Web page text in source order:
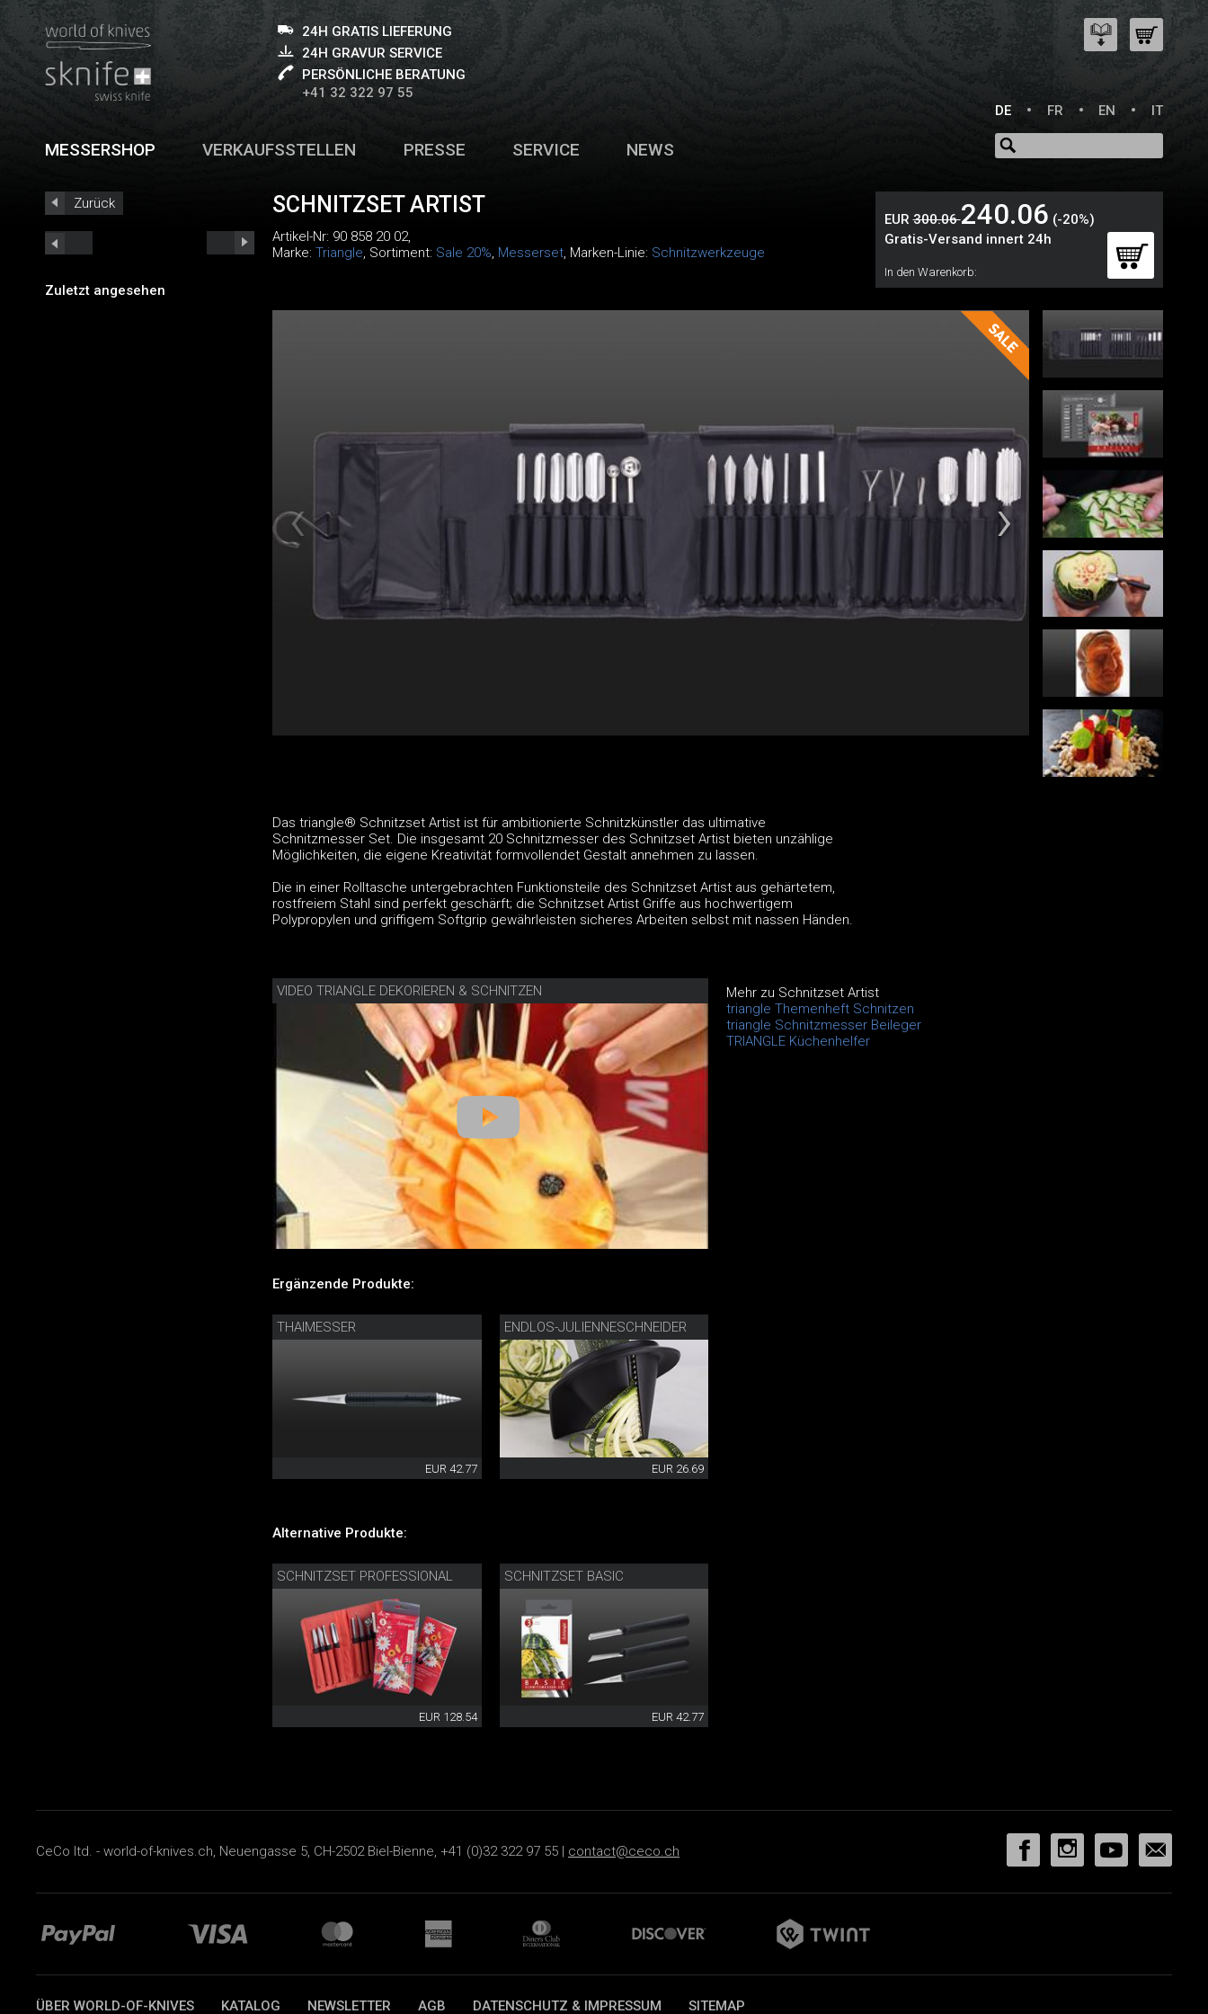
24H GRATIS LIEFERUNG
24H GRAVUR SERVICE
PERSÖNLICHE BERATUNG
+41 32 322 97 55
DE
FR EN IT
MESSERSHOP VERKAUFSSTELLEN PRESSE SERVICE NEWS
Zurück
Zuletzt angesehen
SCHNITZSET ARTIST
Artikel-Nr: 90 858 20 02,
Marke: Triangle, Sortiment: Sale 20%, Messerset, Marken-Linie: Schnitzwerkzeuge
EUR300.06240.06 (-20%)
Gratis-Versand innert 24h
In den Warenkorb:
Das triangle® Schnitzset Artist ist für ambitionierte Schnitzkünstler das ultimative
Schnitzmesser Set. Die insgesamt 20 Schnitzmesser des Schnitzset Artist bieten unzählige
Möglichkeiten, die eigene Kreativität formvollendet Gestalt annehmen zu lassen.
Die in einer Rolltasche untergebrachten Funktionsteile des Schnitzset Artist aus gehärtetem,
rostfreiem Stahl sind perfekt geschärft; die Schnitzset Artist Griffe aus hochwertigem
Polypropylen und griffigem Softgrip gewährleisten sicheres Arbeiten selbst mit nassen Händen.
VIDEO TRIANGLE DEKORIEREN & SCHNITZEN
Mehr zu Schnitzset Artist
triangle Themenheft Schnitzen
triangle Schnitzmesser Beileger
TRIANGLE Küchenhelfer
Ergänzende Produkte:
THAIMESSER
EUR 42.77
ENDLOS-JULIENNESCHNEIDER
EUR 26.69
Alternative Produkte:
SCHNITZSET PROFESSIONAL
EUR 128.54
SCHNITZSET BASIC
EUR 42.77
CeCo ltd. - world-of-knives.ch, Neuengasse 5, CH-2502 Biel-Bienne, +41 (0)32 322 97 55 | contact@ceco.ch
ÜBER WORLD-OF-KNIVES KATALOG NEWSLETTER AGB DATENSCHUTZ & IMPRESSUM SITEMAP